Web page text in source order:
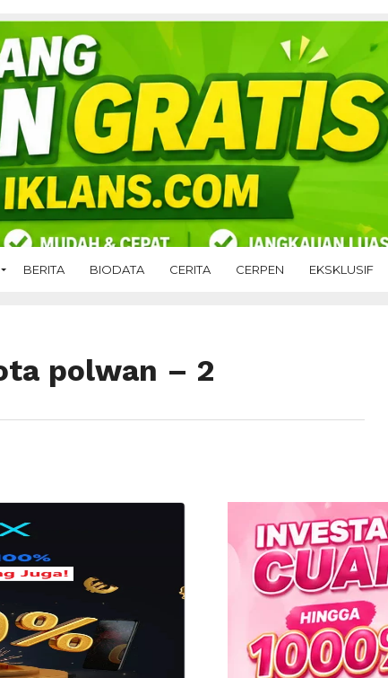
BERITA BIODATA CERITA CERPEN EKSKLUSIF
polwan – 2